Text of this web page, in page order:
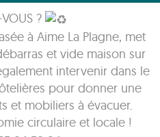
VOUS ?
à Aime La Plagne, met
et vide maison sur
intervenir dans le
pour donner une
et mobiliers à évacuer.
circulaire et locale !